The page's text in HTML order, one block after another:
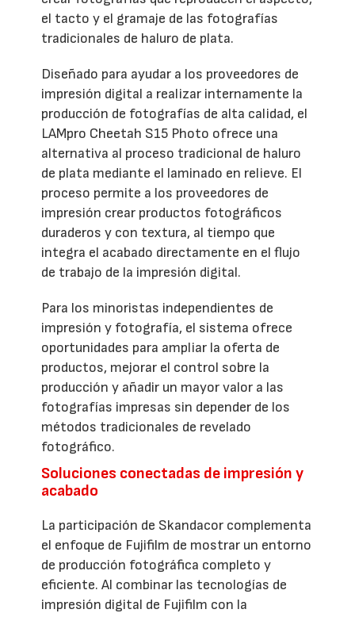
el tacto y el gramaje de las fotografías
tradicionales de haluro de plata.
Diseñado para ayudar a los proveedores de
impresión digital a realizar internamente la
producción de fotografías de alta calidad, el
LAMpro Cheetah S15 Photo ofrece una
alternativa al proceso tradicional de haluro
de plata mediante el laminado en relieve. El
proceso permite a los proveedores de
impresión crear productos fotográficos
duraderos y con textura, al tiempo que
integra el acabado directamente en el flujo
de trabajo de la impresión digital.
Para los minoristas independientes de
impresión y fotografía, el sistema ofrece
oportunidades para ampliar la oferta de
productos, mejorar el control sobre la
producción y añadir un mayor valor a las
fotografías impresas sin depender de los
métodos tradicionales de revelado
fotográfico.
Soluciones conectadas de impresión y
acabado
La participación de Skandacor complementa
el enfoque de Fujifilm de mostrar un entorno
de producción fotográfica completo y
eficiente. Al combinar las tecnologías de
impresión digital de Fujifilm con la